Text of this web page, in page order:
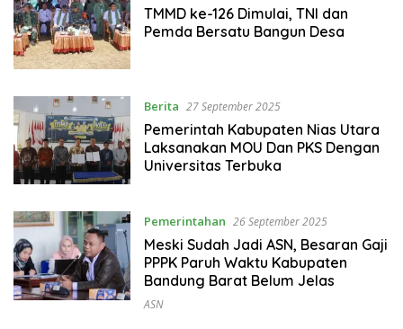
‎TMMD ke-126 Dimulai, TNI dan
Pemda Bersatu Bangun Desa
Berita 27 September 2025
Pemerintah Kabupaten Nias Utara
Laksanakan MOU Dan PKS Dengan
Universitas Terbuka
Pemerintahan 26 September 2025
Meski Sudah Jadi ASN, Besaran Gaji
PPPK Paruh Waktu Kabupaten
Bandung Barat Belum Jelas
ASN